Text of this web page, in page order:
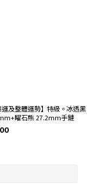
及整體運勢】特級。冰透黑
矅石熊 27.2mm手鏈